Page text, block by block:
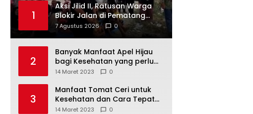
1
Aksi Jilid II, Ratusan Warga
Blokir Jalan di Pematang
Cengal, Duduk Bershalawat
Tuntut Pengaspalan Jalan
7 Agustus 2026 0
2
Banyak Manfaat Apel Hijau
bagi Kesehatan yang perlu
Anda ketahui
14 Maret 2023 0
3
Manfaat Tomat Ceri untuk
Kesehatan dan Cara Tepat
Mengonsumsinya
14 Maret 2023 0